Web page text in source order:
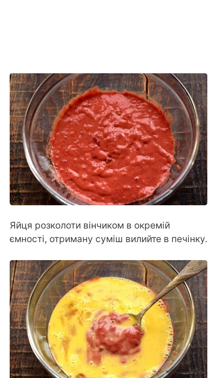
Яйця розколоти вінчиком в окремій
ємності, отриману суміш вилийте в печінку.